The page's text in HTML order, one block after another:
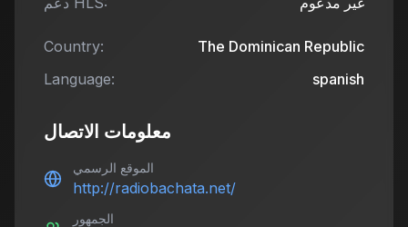
Country:
The Dominican Republic
Language:
spanish
معلومات الاتصال
الموقع الرسمي
http://radiobachata.net/
الجمهور